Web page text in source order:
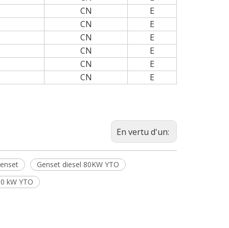
CN
E
CN
E
CN
E
CN
E
CN
E
CN E
En vertu d'un:
Genset diesel 80KW YTO
kW YTO